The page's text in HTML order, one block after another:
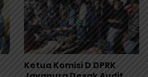
Ketua Komisi D DPRK